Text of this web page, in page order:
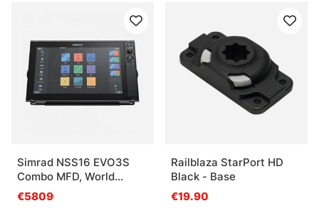
Simrad NSS16 EVO3S
Combo MFD, World
Basemap
€5809
Railblaza StarPort HD
Black - Base
€19.90